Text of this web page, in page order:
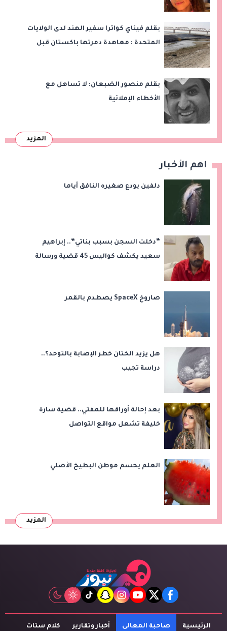
بقلم فيناي كواترا سفير الهند لدى الولايات
المتحدة : معاهدة دمرتها باكستان قبل
بقلم منصور الضبعان: لا تساهل مع
الأخطاء الإملائية
المزيد
اهم الأخبار
دلفين يودع صغيره النافق أياما
“دخلت السجن بسبب بناتي”.. إبراهيم
سعيد يكشف كواليس 45 قضية ورسالة
صاروخ SpaceX يصطدم بالقمر
هل يزيد الختان خطر الإصابة بالتوحد؟..
دراسة تجيب
بعد إحالة أوراقها للمفتي.. قضية سارة
خليفة تشعل مواقع التواصل
العلم يحسم موطن البطيخ الأصلي
المزيد
facebook
twitter
youtube
instagram
snapchat
tiktok
الرئيسية صاحبة المعالى أخبار وتقارير كلام ستات